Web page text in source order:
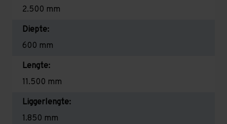
2.500 mm
Diepte:
600 mm
Lengte:
11.500 mm
Liggerlengte:
1.850 mm